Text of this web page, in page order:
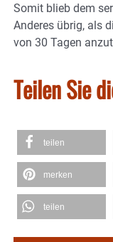
Somit blieb dem
Anderes übrig, als
von 30 Tagen
Teilen Sie
teilen
merken
teilen